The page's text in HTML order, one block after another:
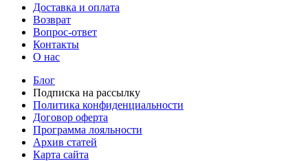
Доставка и оплата
Возврат
Вопрос-ответ
Контакты
О нас
Блог
Подписка на рассылку
Политика конфиденциальности
Договор оферта
Программа лояльности
Архив статей
Карта сайта